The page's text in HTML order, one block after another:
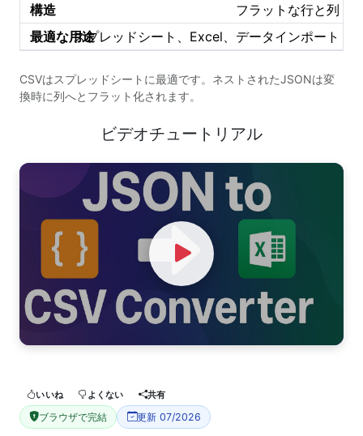
フラットな行と列
スプレッドシート、Excel、データインポート
CSVはスプレッドシートに最適です。ネストされたJSONは変
換時に列へとフラット化されます。
ビデオチュートリアル
Watch Video
いいね よくない 共有
ブラウザで完結 更新 07/2026